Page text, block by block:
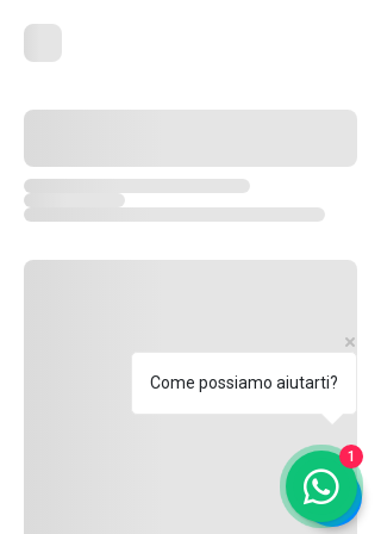
Come possiamo aiutarti?
1